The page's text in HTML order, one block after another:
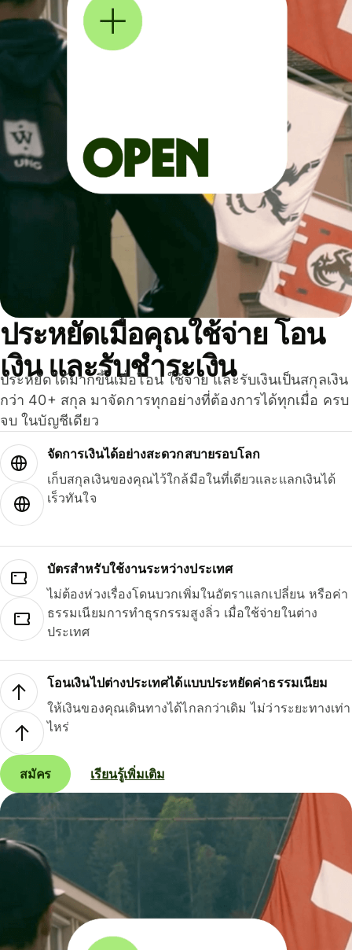
ประหยัดเมื่อคุณใช้จ่าย โอน
เงิน และรับชำระเงิน
ประหยัดได้มากขึ้นเมื่อโอน ใช้จ่าย และรับเงินเป็นสกุลเงิน
กว่า 40+ สกุล มาจัดการทุกอย่างที่ต้องการได้ทุกเมื่อ ครบ
จบ ในบัญชีเดียว
จัดการเงินได้อย่างสะดวกสบายรอบโลก
เก็บสกุลเงินของคุณไว้ใกล้มือในที่เดียวและแลกเงินได้
เร็วทันใจ
บัตรสำหรับใช้งานระหว่างประเทศ
ไม่ต้องห่วงเรื่องโดนบวกเพิ่มในอัตราแลกเปลี่ยน หรือค่า
ธรรมเนียมการทำธุรกรรมสูงลิ่ว เมื่อใช้จ่ายในต่าง
ประเทศ
โอนเงินไปต่างประเทศได้แบบประหยัดค่าธรรมเนียม
ให้เงินของคุณเดินทางได้ไกลกว่าเดิม ไม่ว่าระยะทางเท่า
ไหร่
สมัคร เรียนรู้เพิ่มเติม